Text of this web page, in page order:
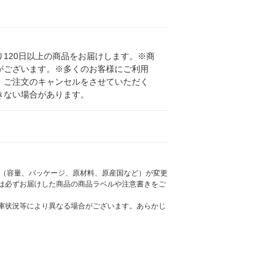
120日以上の商品をお届けします。※商
ございます。※多くのお客様にご利用
注文のキャンセルをさせていただく
い場合があります。
容量、パッケージ、原材料、原産国など）が変更
ずお届けした商品の商品ラベルや注意書きをご
況等により異なる場合がございます。あらかじ